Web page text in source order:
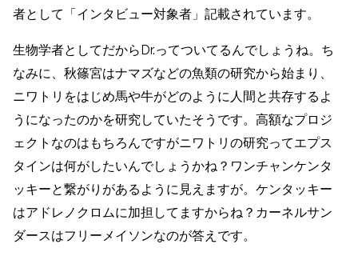
者として「インタビュー対象者」記載されています。
生物学者としてだからDr.ってついてるんでしょうね。ち
なみに、秋篠宮はナマズなどの魚類の研究から始まり、
ニワトリをはじめ馬や牛がどのように人間と共存するよ
うになったのかを研究していたそうです。高額なプロジ
ェクトなのはもちろんですがニワトリの研究ってエプス
タインは何がしたいんでしょうかね？ワンチャンケンタ
ッキーと繋がりがあるように見えますが。ケンタッキー
はアドレノクロムに加担してますからね？カーネルサン
ダースはフリーメイソンなのが答えです。